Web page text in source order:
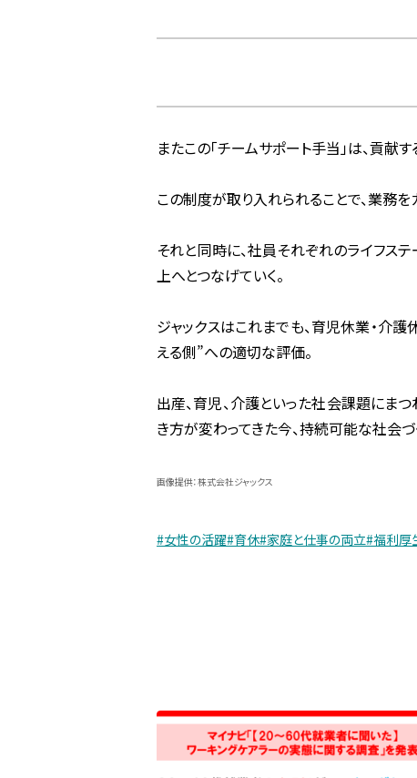
またこの「チームサポート手当」は、貢献
この制度が取り入れられることで、業務
それと同時に、社員それぞれのライフス
上へとつなげていく。
ジャックスはこれまでも、育児休業・介
える側”への適切な評価。
出産、育児、介護といった社会課題にま
き方が変わってきた今、持続可能な社会
画像提供：株式会社ジャックス
#女性の活躍#育休#家庭と仕事の両立#福利厚